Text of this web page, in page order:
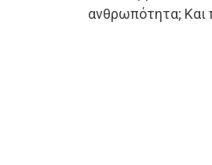
ανθρωπότητα; Και